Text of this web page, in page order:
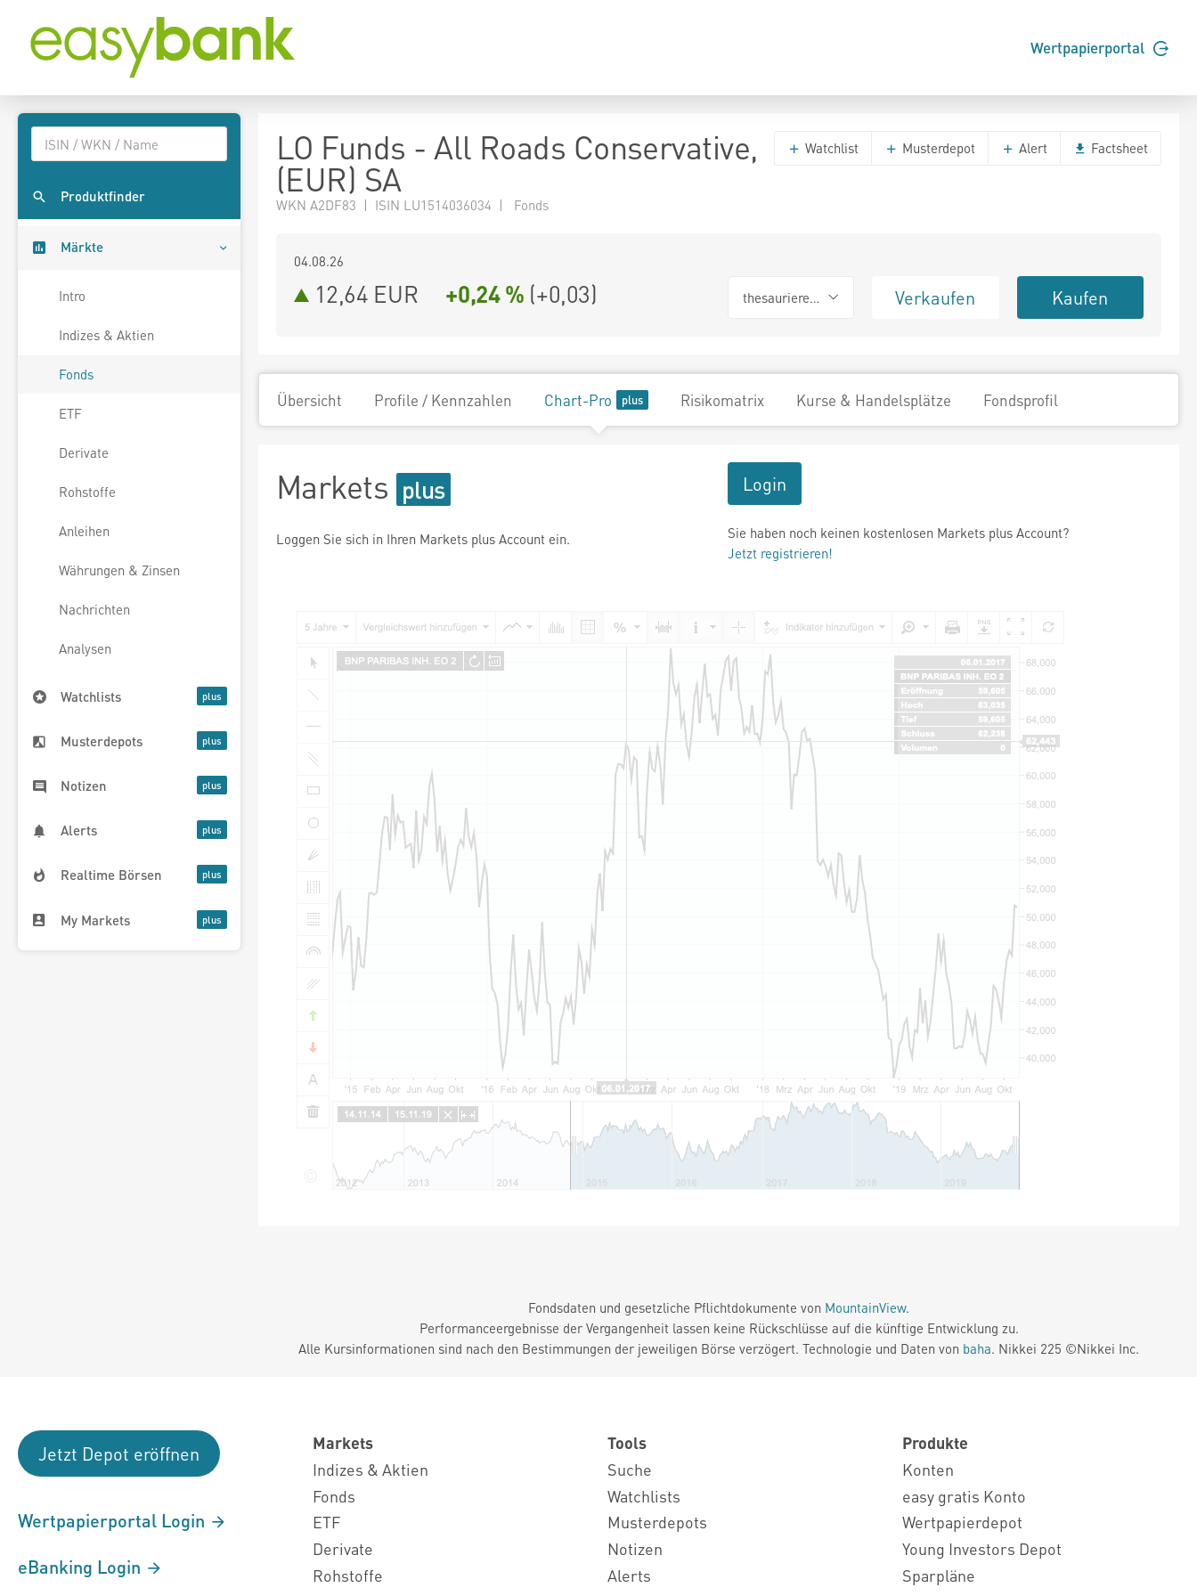
Wertpapierportal
Produktfinder
Märkte
Intro
Indizes & Aktien
Fonds
ETF
Derivate
Rohstoffe
Anleihen
Währungen & Zinsen
Nachrichten
Analysen
Watchlists
Musterdepots
Notizen
Alerts
Realtime Börsen
My Markets
LO Funds - All Roads Conservative,
(EUR) SA
WKN A2DF83 | ISIN LU1514036034 | Fonds
Watchlist Musterdepot Alert Factsheet
04.08.26
12,64 EUR +0,24 % (+0,03) thesaurierend Verkaufen Kaufen
Übersicht Profile / Kennzahlen Chart-Pro Risikomatrix Kurse & Handelsplätze Fondsprofil
Markets
Loggen Sie sich in Ihren Markets plus Account ein.
Login
Sie haben noch keinen kostenlosen Markets plus Account?
Jetzt registrieren!
Fondsdaten und gesetzliche Pflichtdokumente von MountainView.
Performanceergebnisse der Vergangenheit lassen keine Rückschlüsse auf die künftige Entwicklung zu.
Alle Kursinformationen sind nach den Bestimmungen der jeweiligen Börse verzögert. Technologie und Daten von baha. Nikkei 225 ©Nikkei Inc.
Jetzt Depot eröffnen
Wertpapierportal Login
eBanking Login
Markets
Indizes & Aktien
Fonds
ETF
Derivate
Rohstoffe
Tools
Suche
Watchlists
Musterdepots
Notizen
Alerts
Produkte
Konten
easy gratis Konto
Wertpapierdepot
Young Investors Depot
Sparpläne